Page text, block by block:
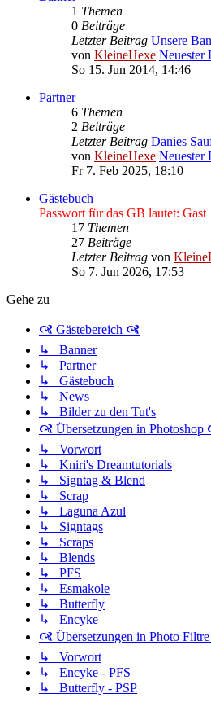
1 Themen
0 Beiträge
Letzter Beitrag Unsere
von KleineHexe Neuester
So 15. Jun 2014, 14:46
Partner
6 Themen
2 Beiträge
Letzter Beitrag Danies
von KleineHexe Neuester
Fr 7. Feb 2025, 18:10
Gästebuch
Passwort für das GB lautet: Gast
17 Themen
27 Beiträge
Letzter Beitrag von
So 7. Jun 2026, 17:53
Gehe zu
🙧 Gästebereich 🙧
↳ Banner
↳ Partner
↳ Gästebuch
↳ News
↳ Bilder zu den Tut's
🙧 Übersetzungen in
↳ Vorwort
↳ Kniri's Dreamtutorials
↳ Signtag & Blend
↳ Scrap
↳ Laguna Azul
↳ Signtags
↳ Scraps
↳ Blends
↳ PFS
↳ Esmakole
↳ Butterfly
↳ Encyke
🙧 Übersetzungen in Photo
↳ Vorwort
↳ Encyke - PFS
↳ Butterfly - PSP